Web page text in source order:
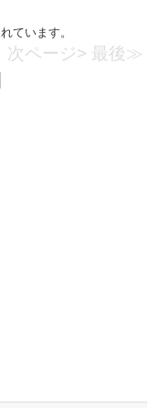
ています。
次ページ> 最後≫